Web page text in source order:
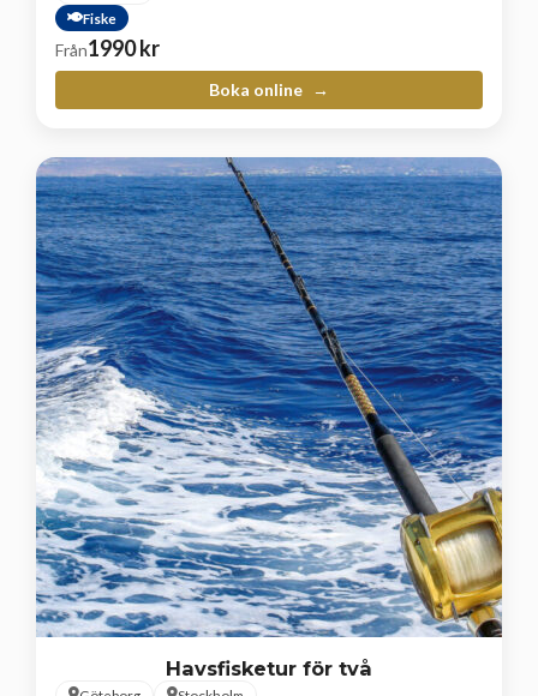
Fiske
Från1990kr
Boka online
Havsfisketur för två